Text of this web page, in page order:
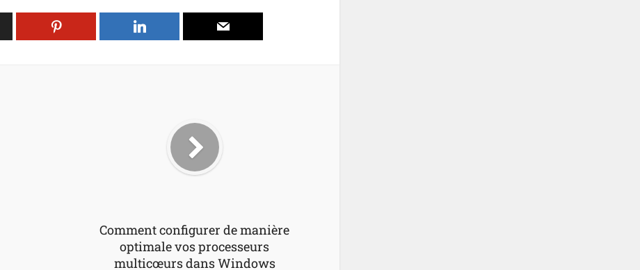
Comment configurer de manière
optimale vos processeurs
multicœurs dans Windows